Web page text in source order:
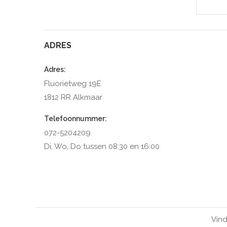
ADRES
Adres:
Fluorietweg 19E
1812 RR Alkmaar
Telefoonnummer:
072-5204209
Di, Wo, Do tussen 08:30 en 16:00